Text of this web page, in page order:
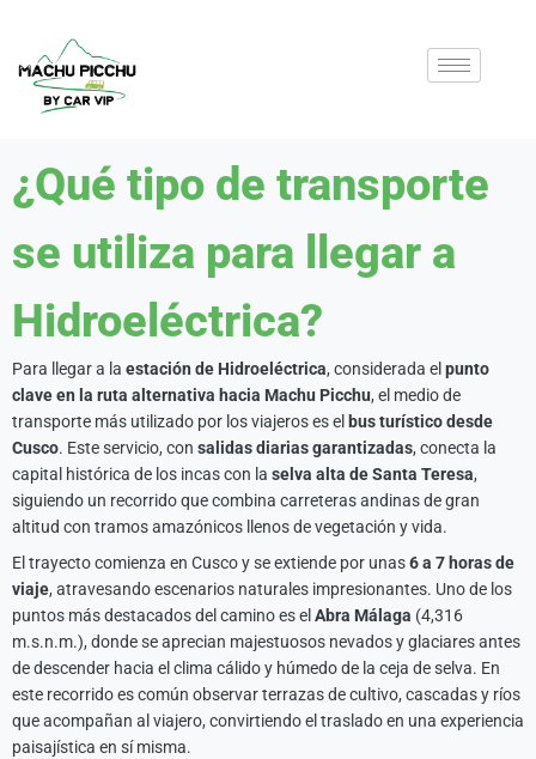
¿Qué tipo de transporte
se utiliza para llegar a
Hidroeléctrica?
Para llegar a la estación de Hidroeléctrica, considerada el punto
clave en la ruta alternativa hacia Machu Picchu, el medio de
transporte más utilizado por los viajeros es el bus turístico desde
Cusco. Este servicio, con salidas diarias garantizadas, conecta la
capital histórica de los incas con la selva alta de Santa Teresa,
siguiendo un recorrido que combina carreteras andinas de gran
altitud con tramos amazónicos llenos de vegetación y vida.
El trayecto comienza en Cusco y se extiende por unas6 a 7 horas de
viaje, atravesando escenarios naturales impresionantes. Uno de los
puntos más destacados del camino es el Abra Málaga (4,316
m.s.n.m.), donde se aprecian majestuosos nevados y glaciares antes
de descender hacia el clima cálido y húmedo de la ceja de selva. En
este recorrido es común observar terrazas de cultivo, cascadas y ríos
que acompañan al viajero, convirtiendo el traslado en una experiencia
paisajística en sí misma.